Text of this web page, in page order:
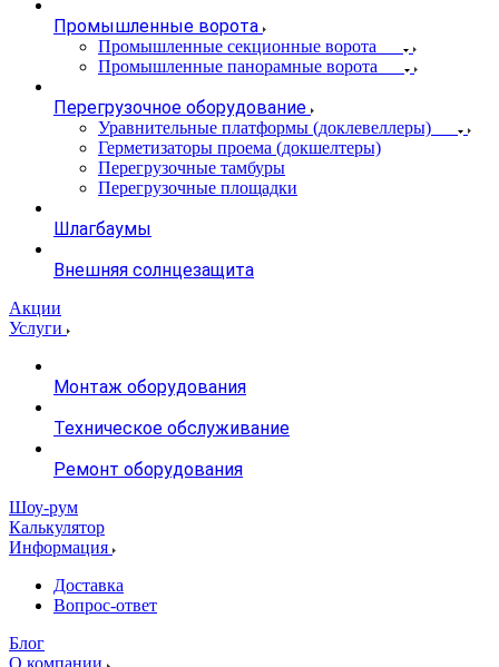
Промышленные ворота
Промышленные секционные ворота
Промышленные панорамные ворота
Перегрузочное оборудование
Уравнительные платформы (доклевеллеры)
Герметизаторы проема (докшелтеры)
Перегрузочные тамбуры
Перегрузочные площадки
Шлагбаумы
Внешняя солнцезащита
Акции
Услуги
Монтаж оборудования
Техническое обслуживание
Ремонт оборудования
Шоу-рум
Калькулятор
Информация
Доставка
Вопрос-ответ
Блог
О компании